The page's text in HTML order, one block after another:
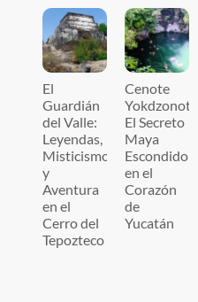
El
Guardián
del Valle:
Leyendas,
Misticismo
y
Aventura
en el
Cerro del
Tepozteco
Cenote
Yokdzonot:
El Secreto
Maya
Escondido
en el
Corazón
de
Yucatán